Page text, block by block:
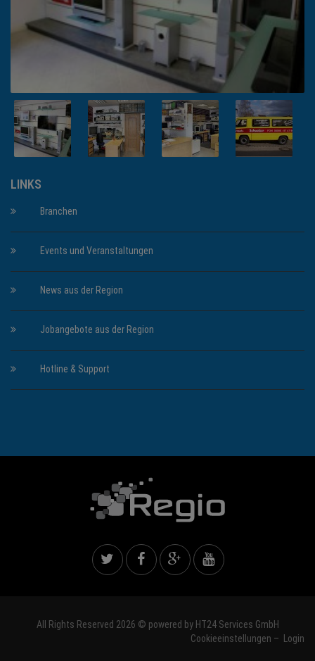
LINKS
Branchen
Events und Veranstaltungen
News aus der Region
Jobangebote aus der Region
Hotline & Support
All Rights Reserved 2026 © powered by HT24 Services GmbH
Cookieeinstellungen – Login